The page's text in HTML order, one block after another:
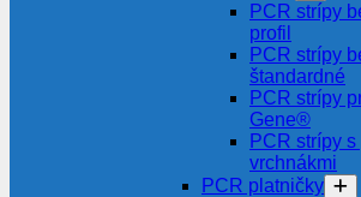
PCR strípy
profil
PCR strípy
štandardné
PCR strípy
Gene®
PCR strípy
vrchnákmi
PCR platničky